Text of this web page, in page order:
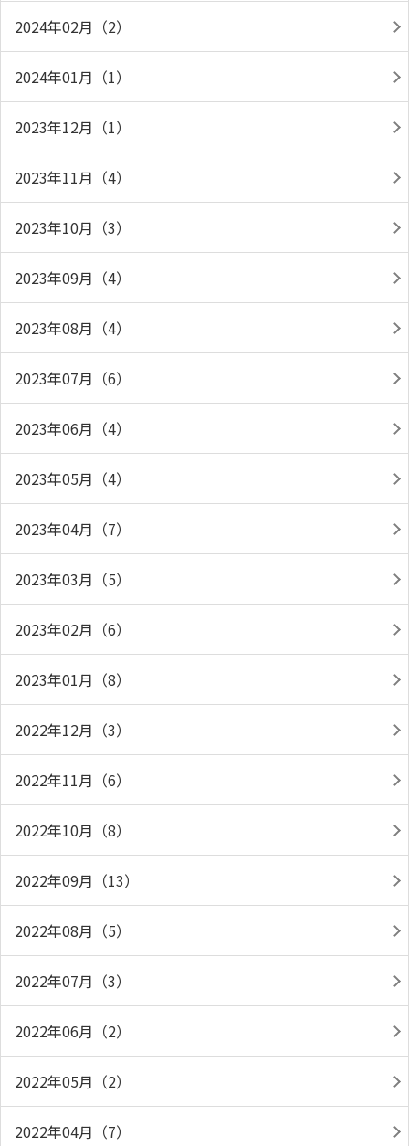
2024年02月（2）
2024年01月（1）
2023年12月（1）
2023年11月（4）
2023年10月（3）
2023年09月（4）
2023年08月（4）
2023年07月（6）
2023年06月（4）
2023年05月（4）
2023年04月（7）
2023年03月（5）
2023年02月（6）
2023年01月（8）
2022年12月（3）
2022年11月（6）
2022年10月（8）
2022年09月（13）
2022年08月（5）
2022年07月（3）
2022年06月（2）
2022年05月（2）
2022年04月（7）